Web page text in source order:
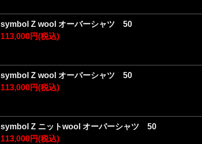
symbol Z wool オーバーシャツ 50
113,000円(税込)
symbol Z wool オーバーシャツ 50
113,000円(税込)
symbol Z ニットwool オーバーシャツ 50
113,000円(税込)